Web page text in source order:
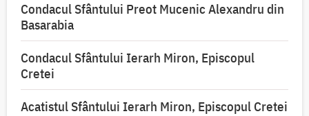
Condacul Sfântului Preot Mucenic Alexandru din
Basarabia
Condacul Sfântului Ierarh Miron, Episcopul
Cretei
Acatistul Sfântului Ierarh Miron, Episcopul Cretei